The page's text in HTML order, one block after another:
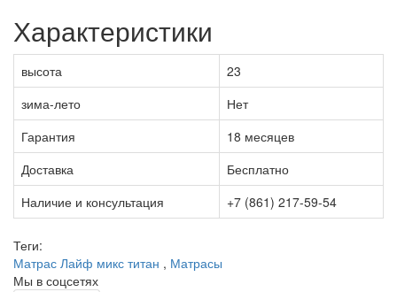
Характеристики
высота
23
зима-лето
Нет
Гарантия
18 месяцев
Доставка
Бесплатно
Наличие и консультация
+7 (861) 217-59-54
Теги:
Матрас Лайф микс титан , Матрасы
Мы в соцсетях